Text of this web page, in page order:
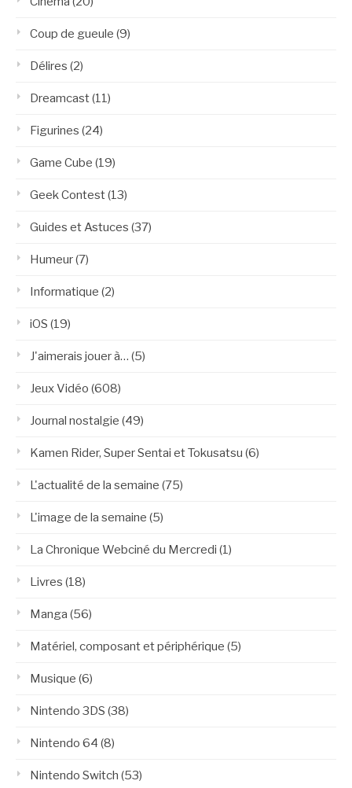
Coup de gueule (9)
Délires (2)
Dreamcast(11)
Figurines (24)
Game Cube (19)
Geek Contest(13)
Guides et Astuces (37)
Humeur(7)
Informatique (2)
iOS (19)
J'aimerais jouer à… (5)
Jeux Vidéo (608)
Journal nostalgie (49)
Kamen Rider, Super Sentai et Tokusatsu (6)
L'actualité de la semaine (75)
L'image de la semaine (5)
La Chronique Webciné du Mercredi (1)
Livres (18)
Manga (56)
Matériel, composant et périphérique (5)
Musique (6)
Nintendo 3DS (38)
Nintendo 64 (8)
Nintendo Switch (53)